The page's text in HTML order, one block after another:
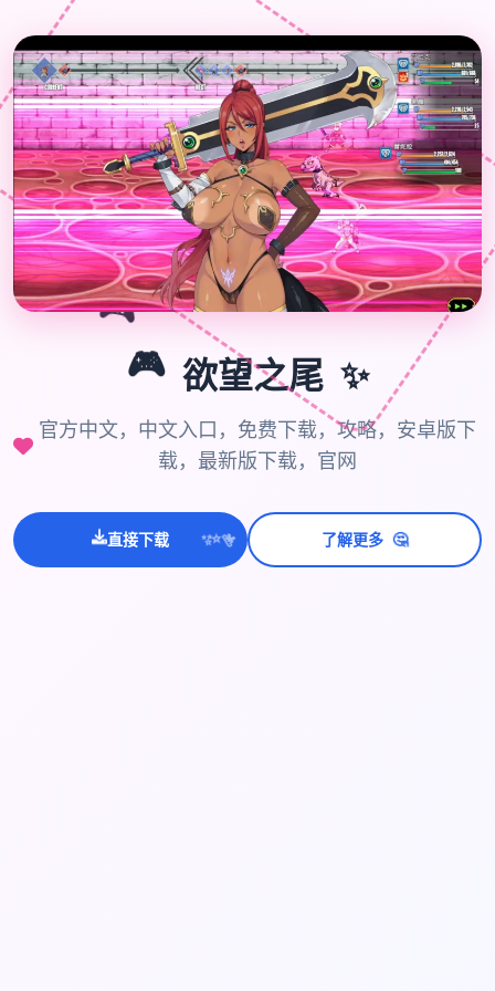
🎮
🎮 欲望之尾 ✨
官方中文，中文入口，免费下载，攻略，安卓版下
载，最新版下载，官网
直接下载 ✨⭐💫 了解更多 🤔